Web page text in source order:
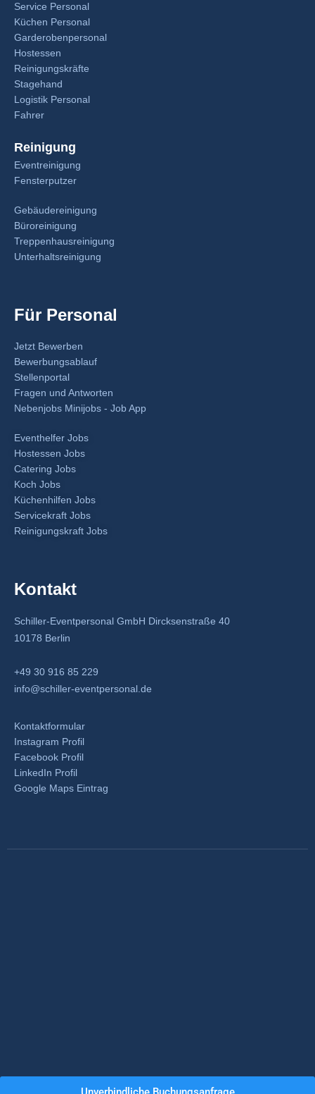
Service Personal
Küchen Personal
Garderobenpersonal
Hostessen
Reinigungskräfte
Stagehand
Logistik Personal
Fahrer
Reinigung
Eventreinigung
Fensterputzer
Gebäudereinigung
Büroreinigung
Treppenhausreinigung
Unterhaltsreinigung
Für Personal
Jetzt Bewerben
Bewerbungsablauf
Stellenportal
Fragen und Antworten
Nebenjobs Minijobs - Job App
Eventhelfer Jobs
Hostessen Jobs
Catering Jobs
Koch Jobs
Küchenhilfen Jobs
Servicekraft Jobs
Reinigungskraft Jobs
Kontakt
Schiller-Eventpersonal GmbH Dircksenstraße 40
10178 Berlin
+49 30 916 85 229
info@schiller-eventpersonal.de
Kontaktformular
Instagram Profil
Facebook Profil
LinkedIn Profil
Google Maps Eintrag
© Copyright Schiller-Eventpersonal GmbH 2024